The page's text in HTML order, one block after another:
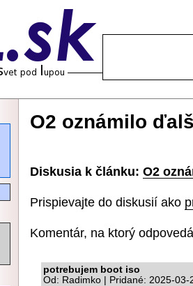
O2 oznámilo
Diskusia k článku: O2
Prispievajte do diskusií ako
Komentár, na ktorý
potrebujem boot iso
Od: Radimko | Pridané: 2025-03-